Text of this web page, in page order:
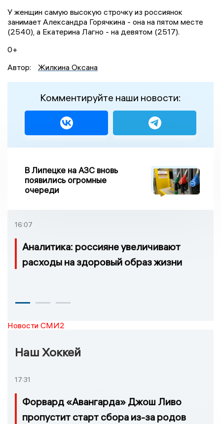
У женщин самую высокую строчку из россиянок
занимает Александра Горячкина - она на пятом месте
(2540), а Екатерина Лагно - на девятом (2517).
0+
Автор:
Жилкина Оксана
Комментируйте наши новости:
В Липецке на АЗС вновь
появились огромные
очереди
16:07
Аналитика: россияне увеличивают
расходы на здоровый образ жизни
Новости СМИ2
Наш Хоккей
17:31
Форвард «Авангарда» Джош Ливо
пропустит старт сбора из-за родов